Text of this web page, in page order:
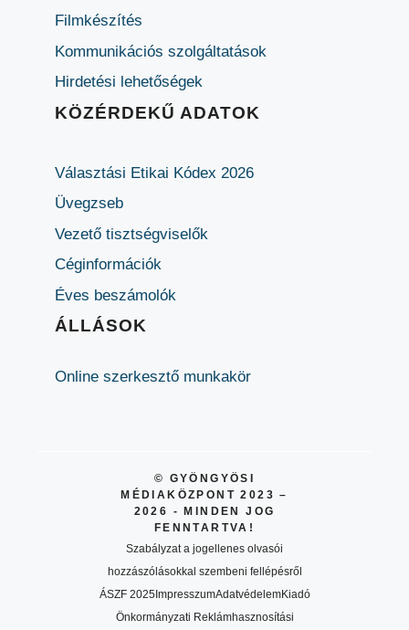
Filmkészítés
Kommunikációs szolgáltatások
Hirdetési lehetőségek
KÖZÉRDEKŰ ADATOK
Választási Etikai Kódex 2026
Üvegzseb
Vezető tisztségviselők
Céginformációk
Éves beszámolók
ÁLLÁSOK
Online szerkesztő munkakör
© GYÖNGYÖSI
MÉDIAKÖZPONT 2023 –
2026 - MINDEN JOG
FENNTARTVA!
Szabályzat a jogellenes olvasói
hozzászólásokkal szembeni fellépésről
ÁSZF 2025ImpresszumAdatvédelemKiadó
Önkormányzati Reklámhasznosítási